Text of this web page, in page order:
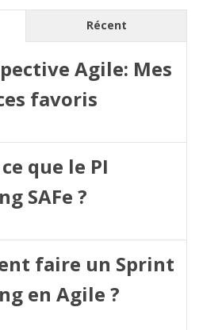
Récent
Agile: Mes
favoris
que le PI
SAFe ?
faire un Sprint
en Agile ?